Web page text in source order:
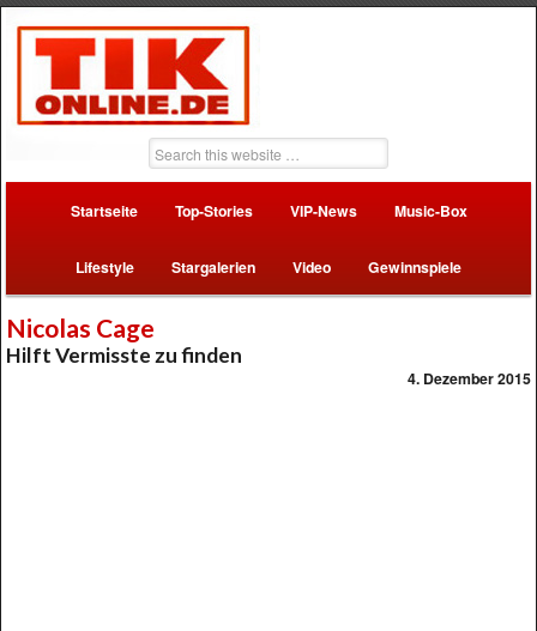
Startseite Top-Stories VIP-News Music-Box
Lifestyle Stargalerien Video Gewinnspiele
Nicolas Cage
Hilft Vermisste zu finden
4. Dezember 2015